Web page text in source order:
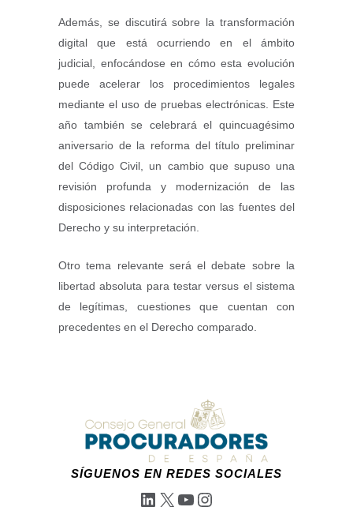
Además, se discutirá sobre la transformación
digital que está ocurriendo en el ámbito
judicial, enfocándose en cómo esta evolución
puede acelerar los procedimientos legales
mediante el uso de pruebas electrónicas. Este
año también se celebrará el quincuagésimo
aniversario de la reforma del título preliminar
del Código Civil, un cambio que supuso una
revisión profunda y modernización de las
disposiciones relacionadas con las fuentes del
Derecho y su interpretación.
Otro tema relevante será el debate sobre la
libertad absoluta para testar versus el sistema
de legítimas, cuestiones que cuentan con
precedentes en el Derecho comparado.
SÍGUENOS EN REDES SOCIALES
LinkedIn
X YouTube
Instagram